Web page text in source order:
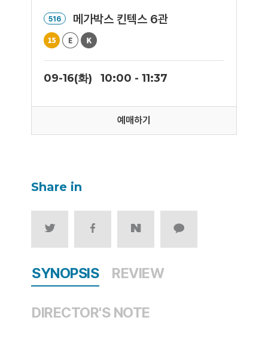
SYNOPSIS REVIEW
DIRECTOR'S NOTE
516 메가박스 킨텍스 6관
09-16(화) 10:00 - 11:37
예매하기
Share in